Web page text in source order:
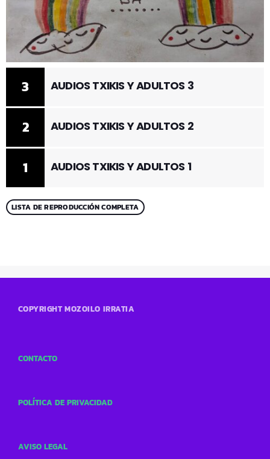
1 AUDIOS TXIKIS Y ADULTOS 1
2 AUDIOS TXIKIS Y ADULTOS 2
3 AUDIOS TXIKIS Y ADULTOS 3
LISTA DE REPRODUCCIÓN COMPLETA
COPYRIGHT MOZOILO IRRATIA
CONTACTO
POLÍTICA DE PRIVACIDAD
AVISO LEGAL